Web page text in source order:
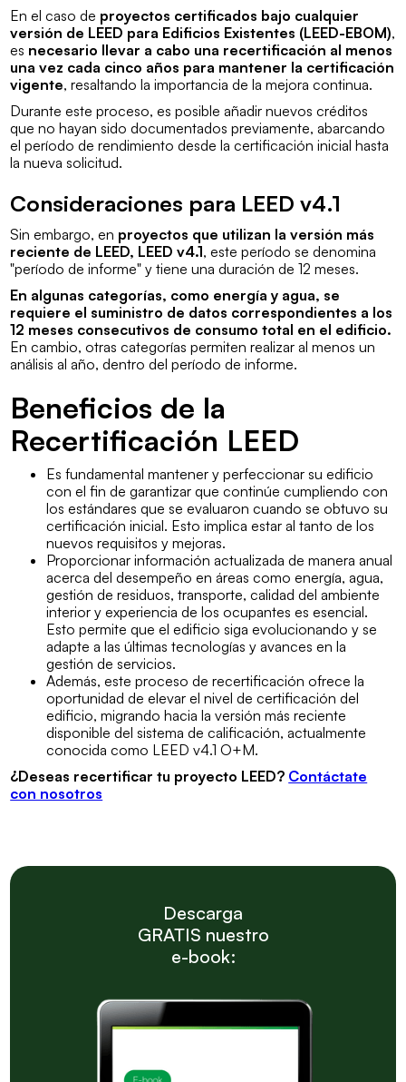
En el caso de proyectos certificados bajo cualquier
versión de LEED para Edificios Existentes (LEED-EBOM),
es necesario llevar a cabo una recertificación al menos
una vez cada cinco años para mantener la certificación
vigente, resaltando la importancia de la mejora continua.
Durante este proceso, es posible añadir nuevos créditos
que no hayan sido documentados previamente, abarcando
el período de rendimiento desde la certificación inicial hasta
la nueva solicitud.
Consideraciones para LEED v4.1
Sin embargo, en proyectos que utilizan la versión más
reciente de LEED, LEED v4.1, este período se denomina
"período de informe" y tiene una duración de 12 meses.
En algunas categorías, como energía y agua, se
requiere el suministro de datos correspondientes a los
12 meses consecutivos de consumo total en el edificio.
En cambio, otras categorías permiten realizar al menos un
análisis al año, dentro del período de informe.
Beneficios de la
Recertificación LEED
Es fundamental mantener y perfeccionar su edificio
con el fin de garantizar que continúe cumpliendo con
los estándares que se evaluaron cuando se obtuvo su
certificación inicial. Esto implica estar al tanto de los
nuevos requisitos y mejoras.
Proporcionar información actualizada de manera anual
acerca del desempeño en áreas como energía, agua,
gestión de residuos, transporte, calidad del ambiente
interior y experiencia de los ocupantes es esencial.
Esto permite que el edificio siga evolucionando y se
adapte a las últimas tecnologías y avances en la
gestión de servicios.
Además, este proceso de recertificación ofrece la
oportunidad de elevar el nivel de certificación del
edificio, migrando hacia la versión más reciente
disponible del sistema de calificación, actualmente
conocida como LEED v4.1 O+M.
¿Deseas recertificar tu proyecto LEED? Contáctate
con nosotros
Descarga
GRATIS nuestro
e-book: